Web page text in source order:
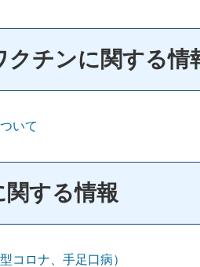
クチンに関する情
いて
する情報
コロナ、手足口病）